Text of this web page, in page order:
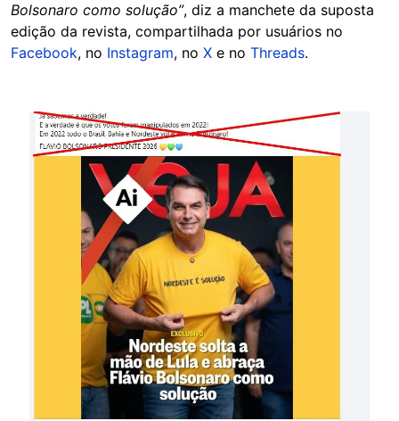
Bolsonaro como solução”, diz a manchete da suposta
edição da revista, compartilhada por usuários no
Facebook, no Instagram, no X e no Threads.
Image